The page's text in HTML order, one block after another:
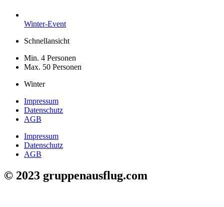
Winter-Event
Schnellansicht
Min. 4 Personen
Max. 50 Personen
Winter
Impressum
Datenschutz
AGB
Impressum
Datenschutz
AGB
© 2023 gruppenausflug.com